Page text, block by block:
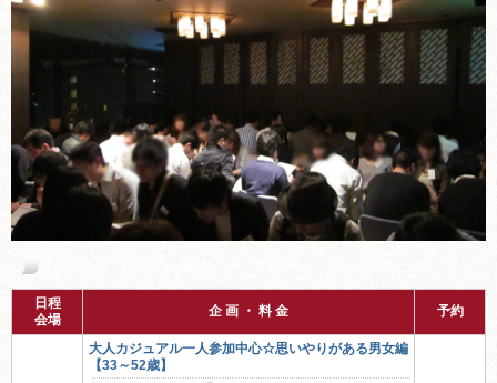
日程
会場
企 画 ・ 料 金 予約
大人カジュアル一人参加中心☆思いやりがある男女編
【33～52歳】